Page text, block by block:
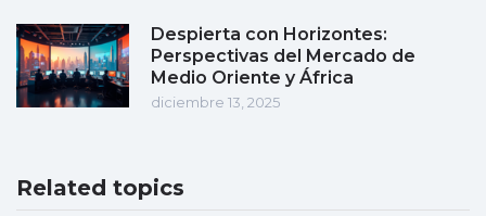
Despierta con Horizontes:
Perspectivas del Mercado de
Medio Oriente y África
diciembre 13, 2025
Related topics